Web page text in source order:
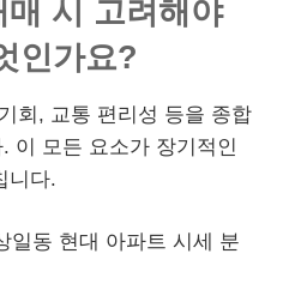
시 고려해야
인가요?
회, 교통 편리성 등을 종합
이 모든 요소가 장기적인
니다.
일동 현대 아파트 시세 분